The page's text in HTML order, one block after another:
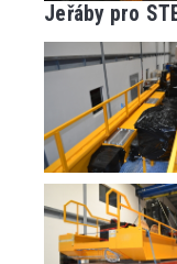
Jeřáby pro